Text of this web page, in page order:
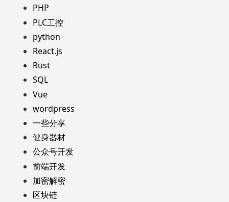
PHP
PLC工控
python
React.js
Rust
SQL
Vue
wordpress
一些分享
健身器材
公众号开发
前端开发
加密解密
区块链